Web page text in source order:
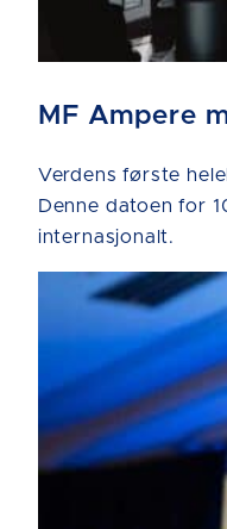
MF Ampere
Verdens første
Denne datoen for
internasjonalt.